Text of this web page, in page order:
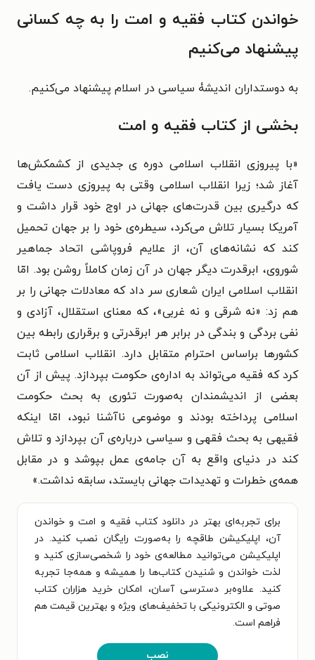
خواندن کتاب فقیه و امت را به چه کسانی
پیشنهاد می‌کنیم
به دوستداران اندیشۀ سیاسی در اسلام پیشنهاد می‌کنیم.
بخشی از کتاب فقیه و امت
«با پیروزی انقلاب اسلامی دوره ی جدیدی از کشمکش‌ها
آغاز شد؛ زیرا انقلاب اسلامی وقتی به پیروزی دست یافت
که درگیری بین قدرت‌های جهانی در اوج خود قرار داشت و
آمریکا بسیار تلاش می‌کرد، سیطره‌ی خود را بر جهان تحمیل
کند که نشانه‌های آن، از علایم فروپاشی اتحاد جماهیر
شوروی، ابرقدرت دیگر جهان در آن زمان کاملاً روشن بود. امّا
انقلاب اسلامی ایران شعاری سر داد که معادلات جهانی را بر
هم زد: «نه شرقی و نه غربی»، که معنای استقلال، آزادی و
نفی بردگی و بندگی در برابر هر ابرقدرتی و برقراری رابطه بین
کشورها براساس احترام متقابل دارد. انقلاب اسلامی ثابت
کرد که فقیه می‌تواند به اداره‌ی حکومت بپردازد. پیش از آن
بعضی از اندیشمندان به‌صورت تئوری به بحث حکومت
اسلامی پرداخته بودند و موضوعی ناآشنا نبود، امّا اینکه
فقیهی به بحث فقهی و سیاسی درباره‌ی آن بپردازد و تلاش
کند در دنیای واقع به آن جامه‌ی عمل بپوشد و در مقابل
همه‌ی خطرات و تهدیدات جهانی بایستد، سابقه نداشت.»
برای تجربه‌ای بهتر در دانلود کتاب فقیه و امت و خواندن
آن، اپلیکیشن طاقچه را به‌صورت رایگان نصب کنید. در
اپلیکیشن می‌توانید مطالعه‌ی خود را شخصی‌سازی کنید و
لذت خواندن و شنیدن کتاب‌ها را همیشه و همه‌جا تجربه
کنید. علاوه‌بر دسترسی آسان، امکان خرید هزاران کتاب
صوتی و الکترونیکی با تخفیف‌های ویژه و بهترین قیمت هم
فراهم است.
نصب